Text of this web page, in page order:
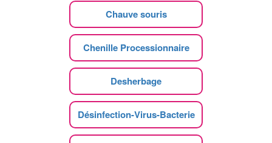
Chauve souris
Chenille Processionnaire
Desherbage
Désinfection-Virus-Bacterie